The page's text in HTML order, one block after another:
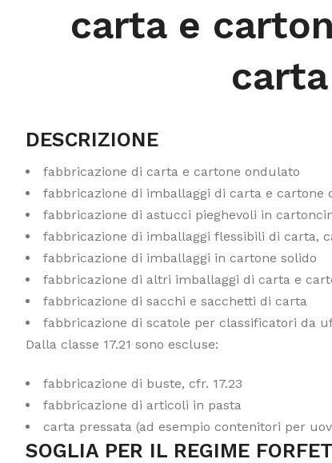
carta e
DESCRIZIONE
fabbricazione di carta e cartone ondulato
fabbricazione di imballaggi di carta e cartone
fabbricazione di astucci pieghevoli in
fabbricazione di imballaggi flessibili di carta,
fabbricazione di imballaggi in cartone solido
fabbricazione di altri imballaggi di carta e
fabbricazione di sacchi e sacchetti di carta
fabbricazione di scatole per classificatori da
Dalla classe 17.21 sono escluse:
fabbricazione di buste, cfr. 17.23
fabbricazione di articoli in pasta
carta pressata (ad esempio contenitori per
SOGLIA PER IL REGIME